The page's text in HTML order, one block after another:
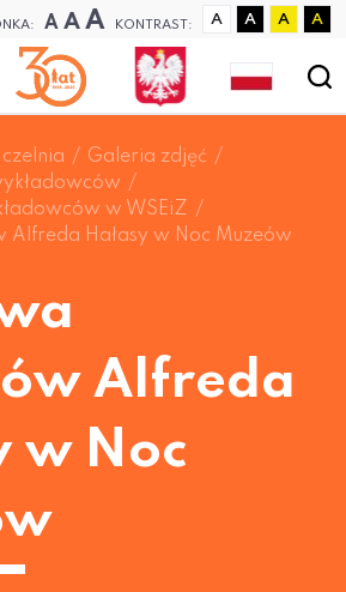
A A A KONTRAST: A A A A
Galeria zdjęć
w WSEiZ
Hałasy w Noc Muzeów
Alfreda
w Noc